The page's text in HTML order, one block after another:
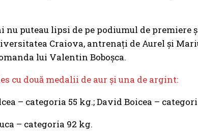
puteau lipsi de pe podiumul de premiere
Craiova, antrenați de Aurel și
lui Valentin Boboșca.
cu două medalii de aur şi una de argint:
– categoria 55 kg.; David Boicea –
– categoria 92 kg.